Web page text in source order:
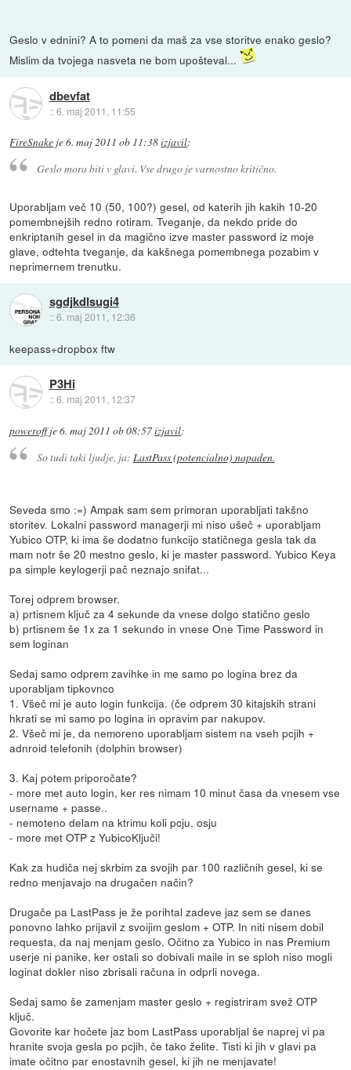
Geslo v ednini? A to pomeni da maš za vse storitve enako geslo?
Mislim da tvojega nasveta ne bom upošteval...
dbevfat
::6. maj 2011, 11:55
FireSnake je6. maj 2011 ob 11:38izjavil:
Geslo mora biti v glavi. Vse drugo je varnostno kritično.
Uporabljam več 10 (50, 100?) gesel, od katerih jih kakih 10-20
pomembnejših redno rotiram. Tveganje, da nekdo pride do
enkriptanih gesel in da magično izve master password iz moje
glave, odtehta tveganje, da kakšnega pomembnega pozabim v
neprimernem trenutku.
sgdjkdlsugi4
::6. maj 2011, 12:36
keepass+dropbox ftw
P3Hi
::6. maj 2011, 12:37
poweroffje6. maj 2011 ob 08:57izjavil:
So tudi taki ljudje, ja: LastPass (potencialno) napaden.
Seveda smo :=) Ampak sam sem primoran uporabljati takšno
storitev. Lokalni password managerji mi niso ušeč + uporabljam
Yubico OTP, ki ima še dodatno funkcijo statičnega gesla tak da
mam notr še 20 mestno geslo, ki je master password. Yubico Keya
pa simple keylogerji pač neznajo snifat...
Torej odprem browser.
a) prtisnem ključ za 4 sekunde da vnese dolgo statično geslo
b) prtisnem še 1x za 1 sekundo in vnese One Time Password in
sem loginan
Sedaj samo odprem zavihke in me samo po logina brez da
uporabljam tipkovnco
1. Všeč mi je auto login funkcija. (če odprem 30 kitajskih strani
hkrati se mi samo po logina in opravim par nakupov.
2. Všeč mi je, da nemoreno uporabljam sistem na vseh pcjih +
adnroid telefonih (dolphin browser)
3. Kaj potem priporočate?
- more met auto login, ker res nimam 10 minut časa da vnesem vse
username + passe..
- nemoteno delam na ktrimu koli pcju, osju
- more met OTP z YubicoKljuči!
Kak za hudiča nej skrbim za svojih par 100 različnih gesel, ki se
redno menjavajo na drugačen način?
Drugače pa LastPass je že porihtal zadeve jaz sem se danes
ponovno lahko prijavil z svoijim geslom + OTP. In niti nisem dobil
requesta, da naj menjam geslo. Očitno za Yubico in nas Premium
userje ni panike, ker ostali so dobivali maile in se sploh niso mogli
loginat dokler niso zbrisali računa in odprli novega.
Sedaj samo še zamenjam master geslo + registriram svež OTP
ključ.
Govorite kar hočete jaz bom LastPass uporabljal še naprej vi pa
hranite svoja gesla po pcjih, če tako želite. Tisti ki jih v glavi pa
imate očitno par enostavnih gesel, ki jih ne menjavate!